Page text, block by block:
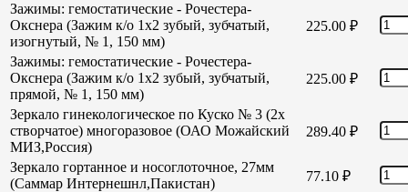
Зажимы: гемостатические - Рочестера-
Окснера (Зажим к/о 1х2 зубый, зубчатый,
изогнутый, № 1, 150 мм)
225.00 ₽
Зажимы: гемостатические - Рочестера-
Окснера (Зажим к/о 1х2 зубый, зубчатый,
прямой, № 1, 150 мм)
225.00 ₽
Зеркало гинекологическое по Куско № 3 (2х
створчатое) многоразовое (ОАО Можайский
МИЗ,Россия)
289.40 ₽
Зеркало гортанное и носоглоточное, 27мм
(Саммар Интернешнл,Пакистан)
77.10 ₽